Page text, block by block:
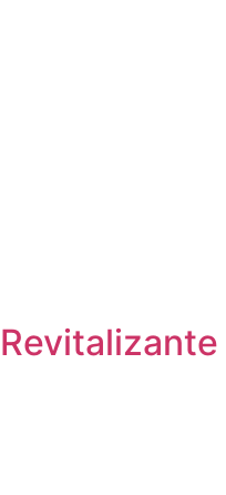
Revitalizante